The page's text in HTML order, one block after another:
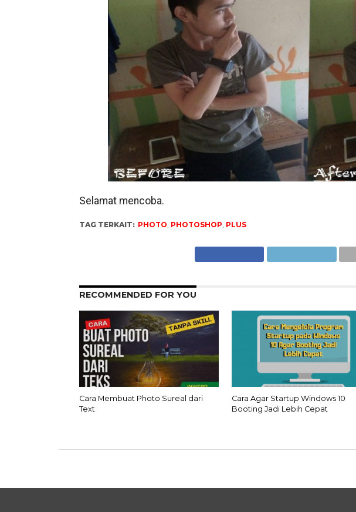
Selamat mencoba.
TAG TERKAIT: PHOTO PHOTOSHOP PLUS
RECOMMENDED FOR YOU
Cara Membuat Photo Sureal dari
Text
Cara Agar Startup Windows 10
Booting Jadi Lebih Cepat